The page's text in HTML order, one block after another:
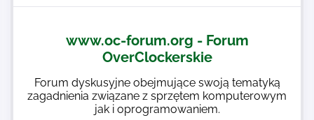
www.oc-forum.org - Forum
OverClockerskie
Forum dyskusyjne obejmujące swoją tematyką
zagadnienia związane z sprzętem komputerowym
jak i oprogramowaniem.